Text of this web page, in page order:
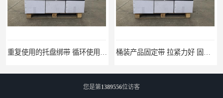
桶装产品固定带 拉紧力好 固永包材
您是第1389556位访客